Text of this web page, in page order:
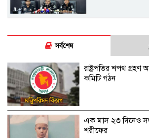
সর্বশেষ
রাষ্ট্রপতির শপথ গ্রহণ
কমিটি গঠন
এক মাস ২৩ দিনেও
শরীফের